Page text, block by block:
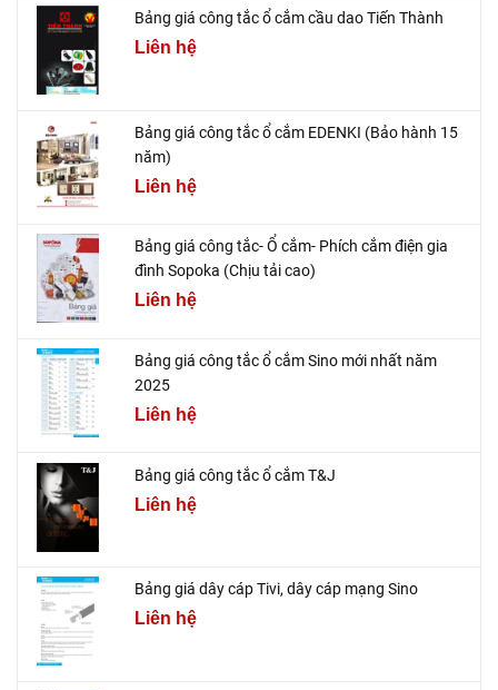
Bảng giá công tắc ổ cắm cầu dao Tiến Thành
Liên hệ
Bảng giá công tắc ổ cắm EDENKI (Bảo hành 15
năm)
Liên hệ
Bảng giá công tắc- Ổ cắm- Phích cắm điện gia
đình Sopoka (Chịu tải cao)
Liên hệ
Bảng giá công tắc ổ cắm Sino mới nhất năm
2025
Liên hệ
Bảng giá công tắc ổ cắm T&J
Liên hệ
Bảng giá dây cáp Tivi, dây cáp mạng Sino
Liên hệ